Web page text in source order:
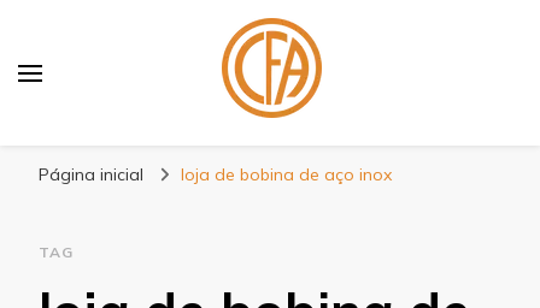
Página inicial loja de bobina de aço inox
TAG